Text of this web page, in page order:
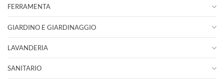
FERRAMENTA
GIARDINO E GIARDINAGGIO
LAVANDERIA
SANITARIO